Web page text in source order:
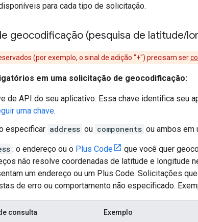
para cada tipo de solicitação.
geocodificação (pesquisa de latitude/
(por exemplo, o sinal de adição "+") precisam ser
em uma solicitação de geocodificação:
de API do seu aplicativo. Essa chave identifica seu
uma chave.
especificar address ou components ou ambos em
: o endereço ou o Plus Code que você quer
não resolve coordenadas de latitude e longitude
um endereço ou um Plus Code. Solicitações
de erro ou comportamento não especificado.
consulta Exemplo